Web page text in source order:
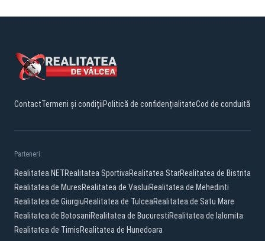
ContactTermeni și condițiiPolitică de confidențialitateCod de conduită
Parteneri:
Realitatea.NETRealitatea SportivaRealitatea StarRealitatea de Bistrita
Realitatea de MuresRealitatea de VasluiRealitatea de Mehedinti
Realitatea de GiurgiuRealitatea de TulceaRealitatea de Satu Mare
Realitatea de BotosaniRealitatea de BucurestiRealitatea de Ialomita
Realitatea de TimisRealitatea de Hunedoara